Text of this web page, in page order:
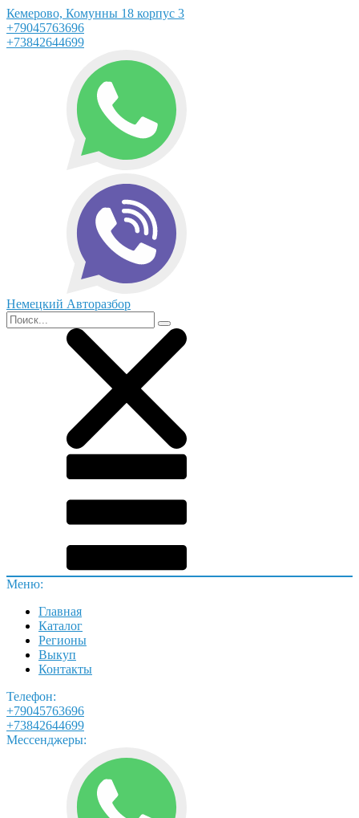
Кемерово, Комунны 18 корпус 3
+79045763696
+73842644699
Немецкий Авторазбор
Меню:
Главная
Каталог
Регионы
Выкуп
Контакты
Телефон:
+79045763696
+73842644699
Мессенджеры: